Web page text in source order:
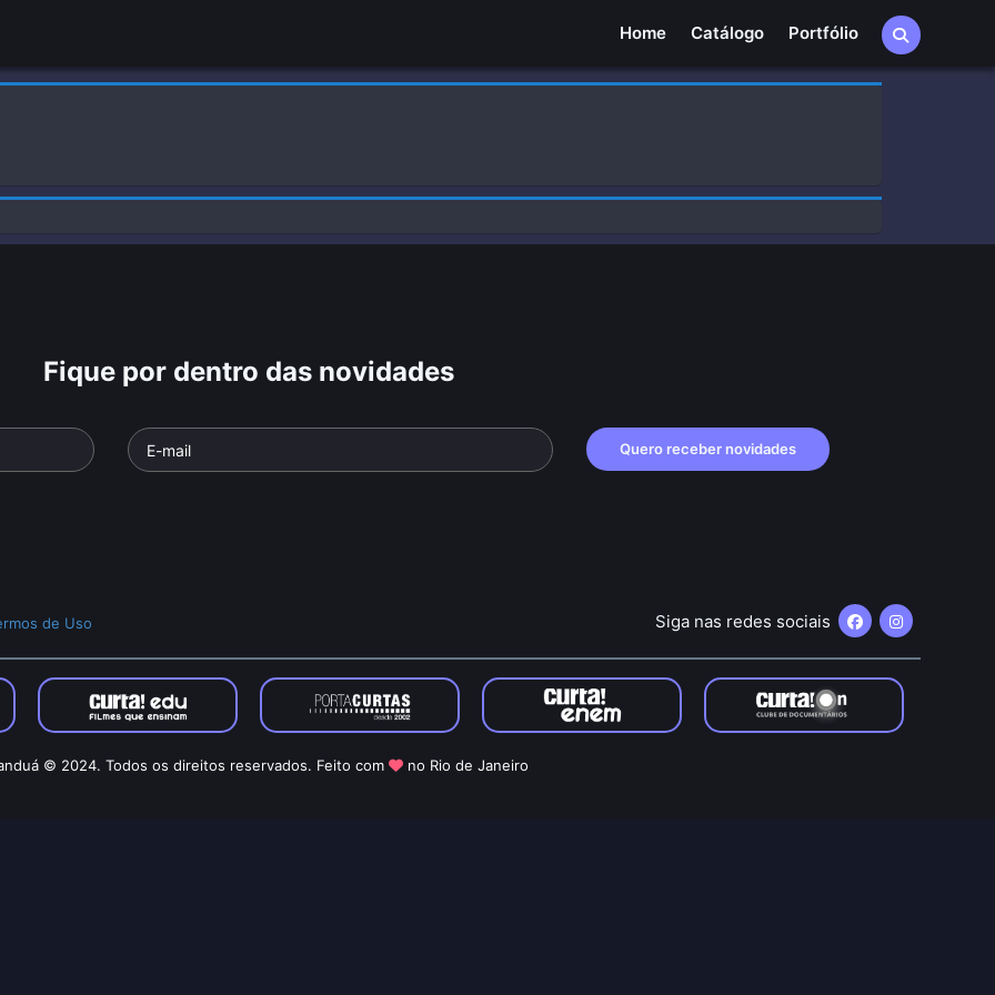
Home Catálogo Portfólio
Home
Fique por dentro das novidades
Quero receber novidades
de Uso Siga nas redes sociais
© 2024. Todos os direitos reservados. Feito com no Rio de Janeiro